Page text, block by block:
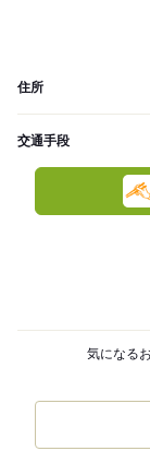
住所
交通手段
気になる